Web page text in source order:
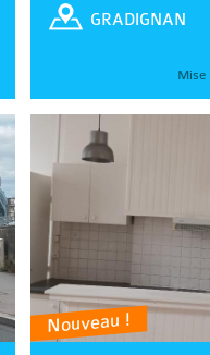
GRADIGNAN
Mise
Nouveau !